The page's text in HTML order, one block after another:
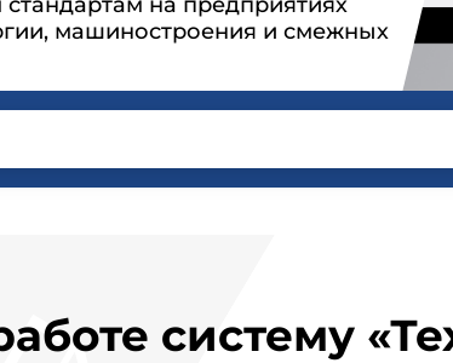
машиностроения и смежных
систему